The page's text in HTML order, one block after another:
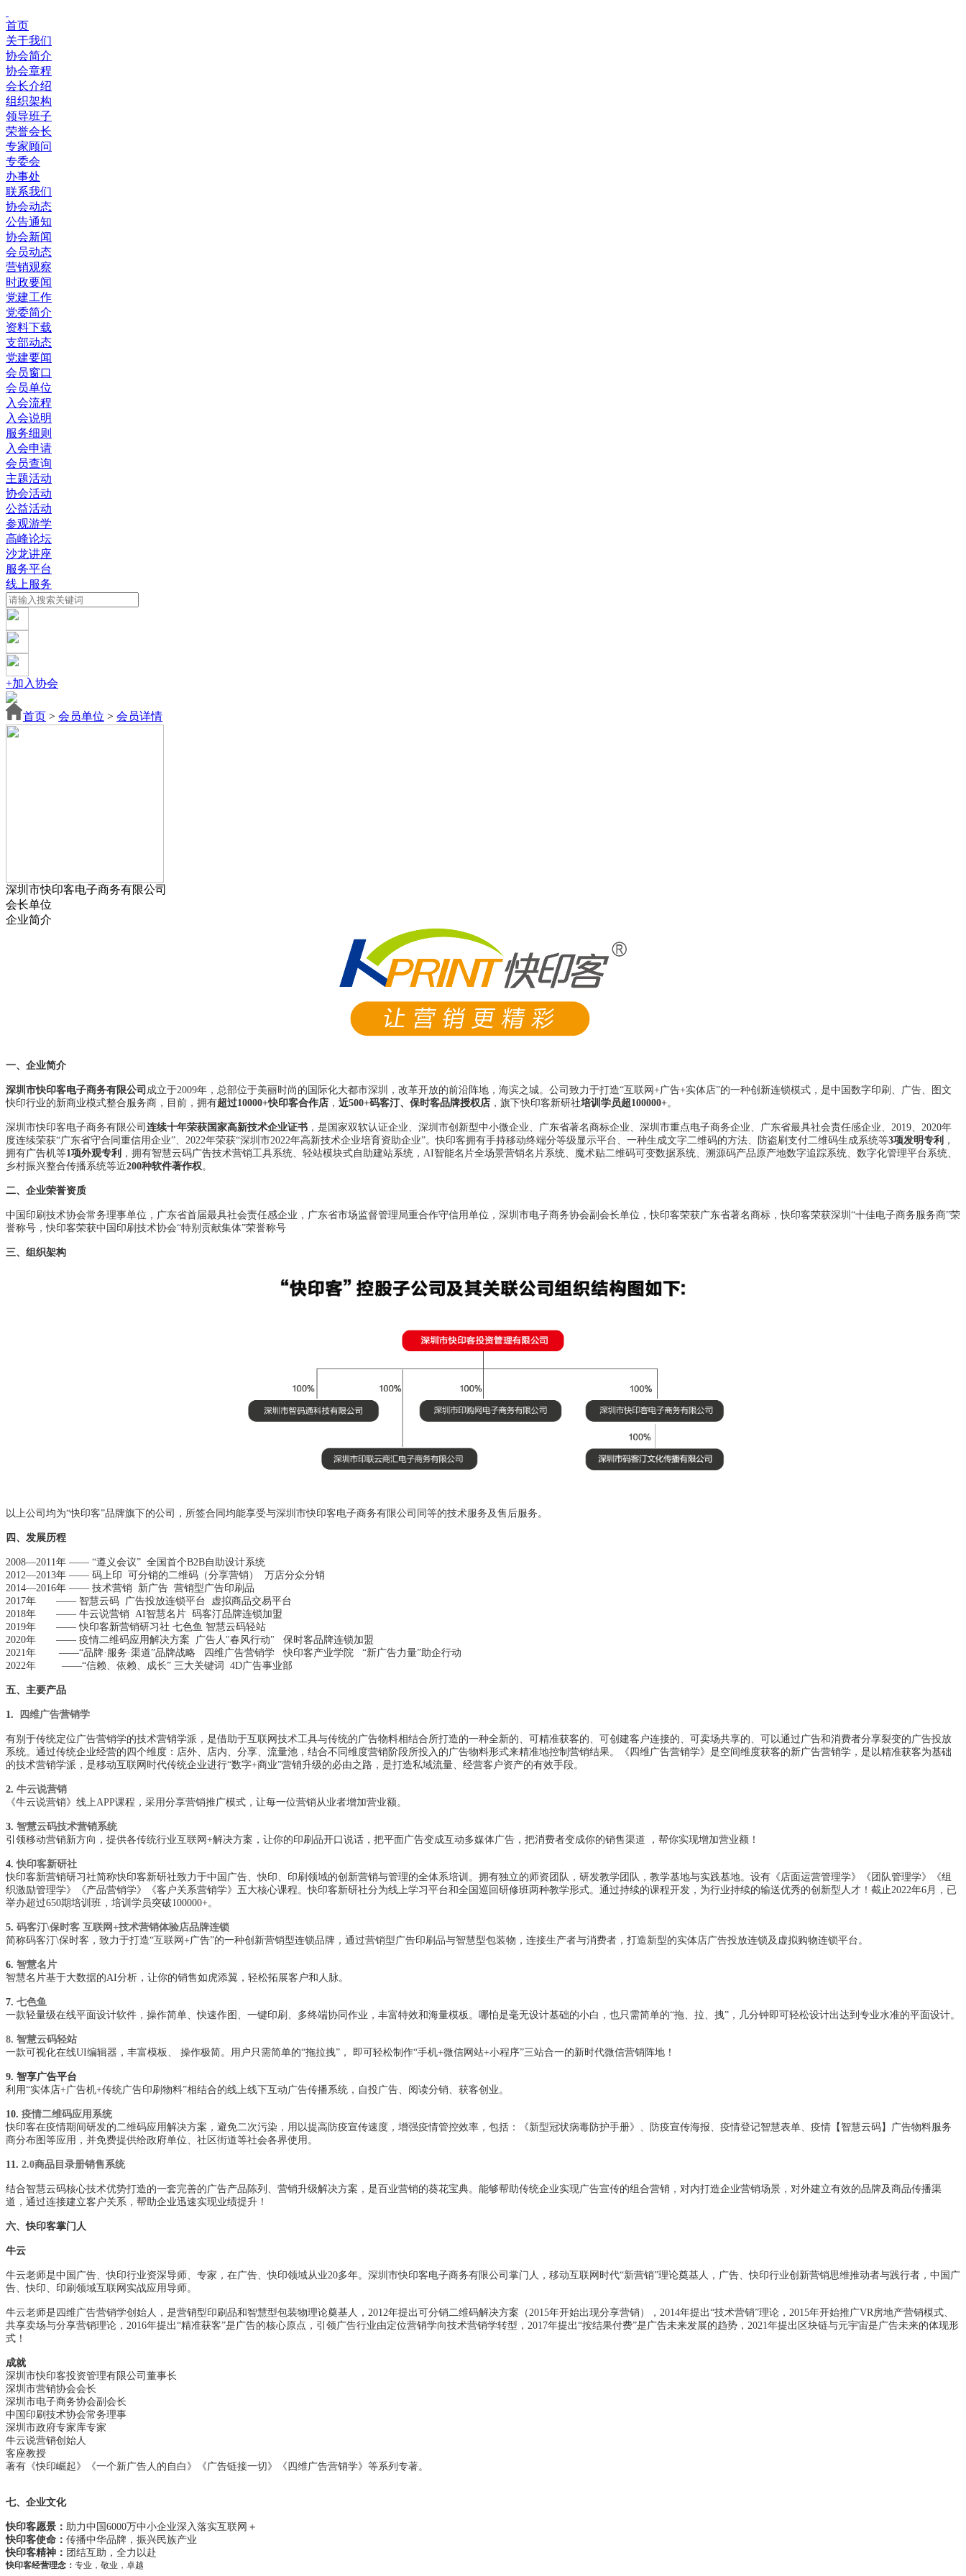
首页
关于我们
协会简介
协会章程
会长介绍
组织架构
领导班子
荣誉会长
专家顾问
专委会
办事处
联系我们
协会动态
公告通知
协会新闻
会员动态
营销观察
时政要闻
党建工作
党委简介
资料下载
支部动态
党建要闻
会员窗口
会员单位
入会流程
入会说明
服务细则
入会申请
会员查询
主题活动
协会活动
公益活动
参观游学
高峰论坛
沙龙讲座
服务平台
线上服务
+加入协会
首页 > 会员单位 > 会员详情
深圳市快印客电子商务有限公司
会长单位
企业简介
一、企业简介
深圳市快印客电子商务有限公司 成立于2009年，总部位于美丽时尚的国际化大都市深圳，改革开放的前沿阵地，海滨之城。公司致力于打造“互联网+广告+实体店”的一种创新连锁模式，是中国数字印刷、广告、图文
快印行业的新商业模式整合服务商， 目前， 拥有超过10000+快印客合作店 ， 近500+码客汀、保时客品牌授权店 ， 旗下快印客新研社培训学员超100000+。
深圳市快印客电子商务有限公司 连续十年荣获国家高新技术企业证书 ，是国家双软认证企业、 深圳市创新型中小微企业、 广东省著名商标企业、深圳市重点电子商务企业、广东省最具社会责任感企业、2019、2020年
度连续荣获“广东省守合同重信用企业”、2022年荣获“深圳市2022年高新技术企业培育资助企业”。快印客拥有手持移动终端分等级显示平台、一种生成文字二维码的方法、防盗刷支付二维码生成系统等3项发明专利 ，
拥有广告机等1项外观专利 ，拥有智慧云码广告技术营销工具系统、轻站模块式自助建站系统，AI智能名片全场景营销名片系统、魔术贴二维码可变数据系统、溯源码产品原产地数字追踪系统、数字化管理平台系统、
乡村振兴整合传播系统等近200种软件著作权。
二、企业荣誉资质
中国印刷技术协会常务理事单位，广东省首届最具社会责任感企业，广东省市场监督管理局重合作守信用单位，深圳市电子商务协会副会长单位，快印客荣获广东省著名商标，快印客荣获深圳“十佳电子商务服务商”荣
誉称号，快印客荣获中国印刷技术协会“特别贡献集体”荣誉称号
三、组织架构
以上公司均为“快印客”品牌旗下的公司，所签合同均能享受与深圳市快印客电子商务有限公司同等的技术服务及售后服务。
四、发展历程
2008—2011年 —— “遵义会议” 全国首个B2B自助设计系统
2012—2013年 —— 码上印 可分销的二维码（分享营销） 万店分众分销
2014—2016年 —— 技术营销 新广告 营销型广告印刷品
2017年 —— 智慧云码 广告投放连锁平台 虚拟商品交易平台
2018年 —— 牛云说营销 AI智慧名片 码客汀品牌连锁加盟
2019年 —— 快印客新营销研习社 七色鱼 智慧云码轻站
2020年 —— 疫情二维码应用解决方案 广告人"春风行动" 保时客品牌连锁加盟
2021年 ——“品牌·服务·渠道”品牌战略
四维广告营销学 快印客产业学院 “新广告力量”助企行动
2022年
——“信赖、依赖、成长” 三大关键词 4D广告事业部
五、主要产品
1. 四维广告营销学
有别于传统定位广告营销学的技术营销学派，是借助于互联网技术工具与传统的广告物料相结合所打造的一种全新的、可精准获客的、可创建客户连接的、可卖场共享的、可以通过广告和消费者分享裂变的广告投放
系统。通过传统企业经营的四个维度：店外、店内、分享、流量池，结合不同维度营销阶段所投入的广告物料形式来精准地控制营销结果。《四维广告营销学》是空间维度获客的新广告营销学，是以精准获客为基础
的技术营销学派，是移动互联网时代传统企业进行“数字+商业”营销升级的必由之路，是打造私域流量、经营客户资产的有效手段。
2. 牛云说营销
《牛云说营销》线上APP课程，采用分享营销推广模式，让每一位营销从业者增加营业额。
3. 智慧云码技术营销系统
引领移动营销新方向，提供各传统行业互联网+解决方案，让你的印刷品开口说话，把平面广告变成互动多媒体广告，把消费者变成你的销售渠道 ，帮你实现增加营业额 ！
4.快印客新研社
快印客新营销研习社简称快印客新研社致力于中国广告、快印、印刷领域的创新营销与管理的全体系培训。拥有独立的师资团队，研发教学团队，教学基地与实践基地。设有《店面运营管理学》《团队管理学》《组
织激励管理学》《产品营销学》《客户关系营销学》五大核心课程。快印客新研社分为线上学习平台和全国巡回研修班两种教学形式。通过持续的课程开发，为行业持续的输送优秀的创新型人才！截止2022年6月，已
举办超过650期培训班，培训学员突破100000+。
5. 码客汀\保时客 互联网+技术营销体验店品牌连锁
简称码客汀\保时客，致力于打造“互联网+广告”的一种创新营销型连锁品牌，通过营销型广告印刷品与智慧型包装物，连接生产者与消费者，打造新型的实体店广告投放连锁及虚拟购物连锁平台。
6. 智慧名片
智慧名片基于大数据的AI分析，让你的销售如虎添翼，轻松拓展客户和人脉。
7. 七色鱼
一款轻量级在线平面设计软件，操作简单、快速作图、一键印刷、多终端协同作业，丰富特效和海量模板。哪怕是毫无设计基础的小白，也只需简单的“拖、拉、拽”，几分钟即可轻松设计出达到专业水准的平面设计。
8. 智慧云码轻站
一款可视化在线UI编辑器，丰富模板、 操作极简。用户只需简单的“拖拉拽”， 即可轻松制作“手机+微信网站+小程序”三站合一的新时代微信营销阵地！
9. 智享广告平台
利用“实体店+广告机+传统广告印刷物料”相结合的线上线下互动广告传播系统，自投广告、阅读分销、获客创业。
10. 疫情二维码应用系统
快印客在疫情期间研发的二维码应用解决方案，避免二次污染，用以提高防疫宣传速度，增强疫情管控效率，包括：《新型冠状病毒防护手册》、防疫宣传海报、疫情登记智慧表单、疫情【智慧云码】广告物料服务
商分布图等应用，并免费提供给政府单位、社区街道等社会各界使用。
11. 2.0商品目录册销售系统
结合智慧云码核心技术优势打造的一套完善的广告产品陈列、营销升级解决方案，是百业营销的葵花宝典。能够帮助传统企业实现广告宣传的组合营销，对内打造企业营销场景，对外建立有效的品牌及商品传播渠
道，通过连接建立客户关系，帮助企业迅速实现业绩提升！
六、快印客掌门人
牛云
牛云老师是中国广告、快印行业资深导师、专家，在广告、快印领域从业20多年。深圳市快印客电子商务有限公司掌门人，移动互联网时代“新营销”理论奠基人，广告、快印行业创新营销思维推动者与践行者，中国广
告、快印、印刷领域互联网实战应用导师。
牛云老师是四维广告营销学创始人，是营销型印刷品和智慧型包装物理论奠基人， 2012年提出可分销二维码解决方案（2015年开始出现分享营销），2014年提出“技术营销”理论，2015年开始推广VR房地产营销模式、
共享卖场与分享营销理论，2016年提出“精准获客”是广告的核心原点， 引领广告行业由定位营销学向技术营销学转型 ， 2017年提出“按结果付费”是广告未来发展的趋势，2021年提出区块链与元宇宙是广告未来的体现形
式！
成就
深圳市快印客投资管理有限公司董事长
深圳市营销协会会长
深圳市电子商务协会副会长
中国印刷技术协会常务理事
深圳市政府专家库专家
牛云说营销创始人
客座教授
著有《快印崛起》《一个新广告人的自白》《广告链接一切》《四维广告营销学》等系列专著。
七、企业文化
快印客愿景： 助力中国6000万中小企业深入落实互联网＋
快印客使命： 传播中华品牌，振兴民族产业
快印客精神： 团结互助，全力以赴
快印客经营理念： 专业，敬业，卓越